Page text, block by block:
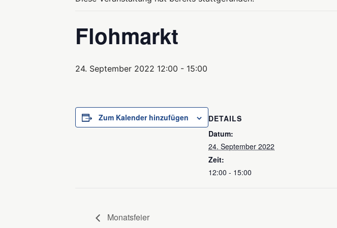
Flohmarkt
24. September 2022 12:00 - 15:00
Zum Kalender hinzufügen
DETAILS
Datum:
24. September 2022
Zeit:
12:00 - 15:00
Monatsfeier